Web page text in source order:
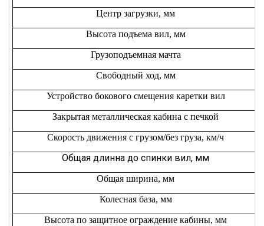
Центр загрузки, мм
Высота подъема вил, мм
Грузоподъемная мачта
Свободный ход, мм
Устройство бокового смещения каретки вил
Закрытая металлическая кабина с печкой
Скорость движения с грузом/без груза, км/ч
Общая длинна до спинки вил, мм
Общая ширина, мм
Колесная база, мм
Высота по защитное ограждение кабины, мм